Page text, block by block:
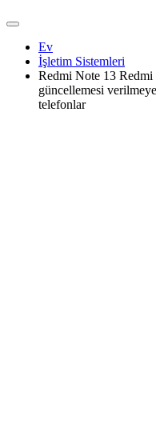
Ev
İşletim Sistemleri
Redmi Note 13 Redmi
güncellemesi
telefonlar